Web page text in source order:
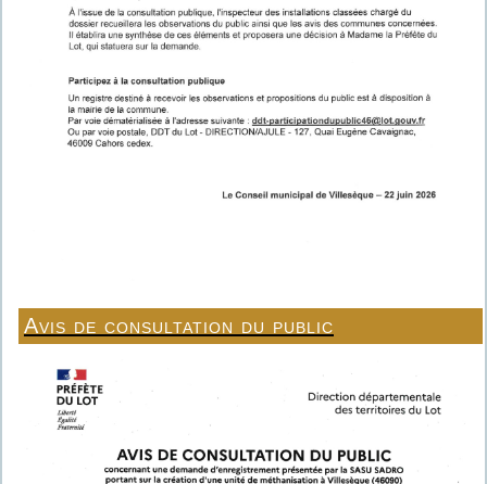
Avis de consultation du public